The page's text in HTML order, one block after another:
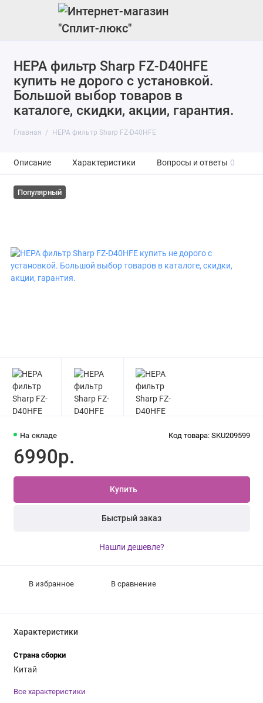
HEPA фильтр Sharp FZ-D40HFE
купить не дорого с установкой.
Большой выбор товаров в
каталоге, скидки, акции, гарантия.
Главная HEPA фильтр Sharp FZ-D40HFE
Описание Характеристики Вопросы и ответы 0
Популярный
На складе Код товара: SKU209599
6990р.
Купить
Быстрый заказ
Нашли дешевле?
В избранное В сравнение
Характеристики
Страна сборки
Китай
Все характеристики